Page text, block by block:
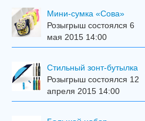
Мини-сумка «Сова»
Розыгрыш состоялся 6
мая 2015 14:00
Стильный зонт-бутылка
Розыгрыш состоялся 12
апреля 2015 14:00